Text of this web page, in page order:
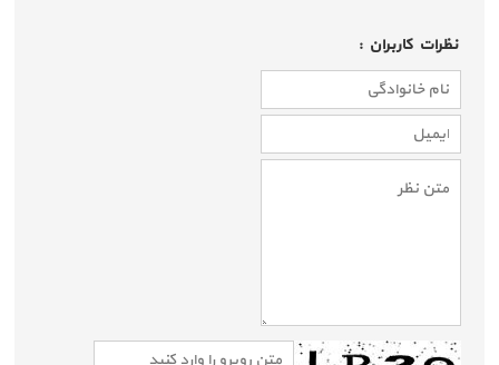
نظرات كاربران :